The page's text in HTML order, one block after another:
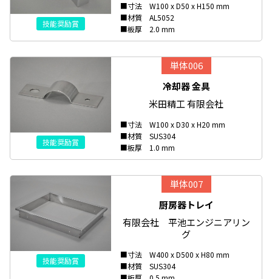
技能奨励賞
■寸法 W100 x D50 x H150 mm
■材質 AL5052
■板厚 2.0 mm
技能奨励賞
単体006
冷却器 金具
米田精工 有限会社
■寸法 W100 x D30 x H20 mm
■材質 SUS304
■板厚 1.0 mm
技能奨励賞
単体007
厨房器トレイ
有限会社 平池エンジニアリン
グ
■寸法 W400 x D500 x H80 mm
■材質 SUS304